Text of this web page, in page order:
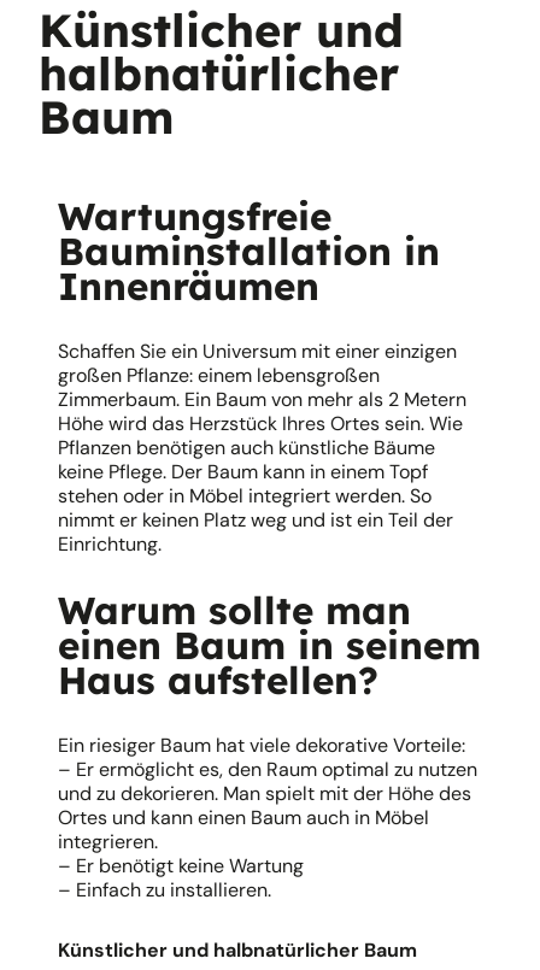
Künstlicher und
halbnatürlicher
Baum
Wartungsfreie
Bauminstallation in
Innenräumen
Schaffen Sie ein Universum mit einer einzigen
großen Pflanze: einem lebensgroßen
Zimmerbaum. Ein Baum von mehr als 2 Metern
Höhe wird das Herzstück Ihres Ortes sein. Wie
Pflanzen benötigen auch künstliche Bäume
keine Pflege. Der Baum kann in einem Topf
stehen oder in Möbel integriert werden. So
nimmt er keinen Platz weg und ist ein Teil der
Einrichtung.
Warum sollte man
einen Baum in seinem
Haus aufstellen?
Ein riesiger Baum hat viele dekorative Vorteile:
– Er ermöglicht es, den Raum optimal zu nutzen
und zu dekorieren. Man spielt mit der Höhe des
Ortes und kann einen Baum auch in Möbel
integrieren.
– Er benötigt keine Wartung
– Einfach zu installieren.
Künstlicher und halbnatürlicher Baum